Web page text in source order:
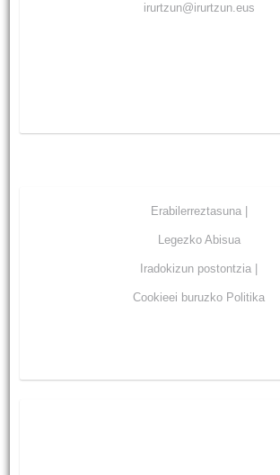
irurtzun@irurtzun.eus
Erabilerreztasuna |
Legezko Abisua
Iradokizun postontzia |
Cookieei buruzko Politika